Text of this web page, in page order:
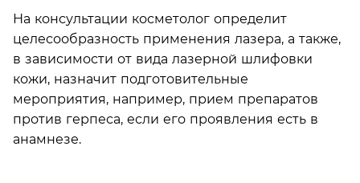
На консультации косметолог определит
целесообразность применения лазера, а также,
в зависимости от вида лазерной шлифовки
кожи, назначит подготовительные
мероприятия, например, прием препаратов
против герпеса, если его проявления есть в
анамнезе.